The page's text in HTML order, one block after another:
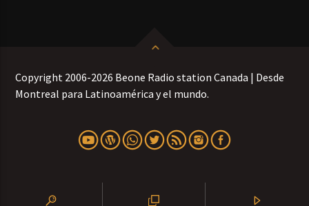
Copyright 2006-2026 Beone Radio station Canada | Desde
Montreal para Latinoamérica y el mundo.